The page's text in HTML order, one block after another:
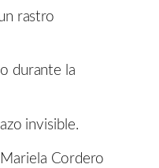
rastro
durante la
invisible.
Mariela Cordero